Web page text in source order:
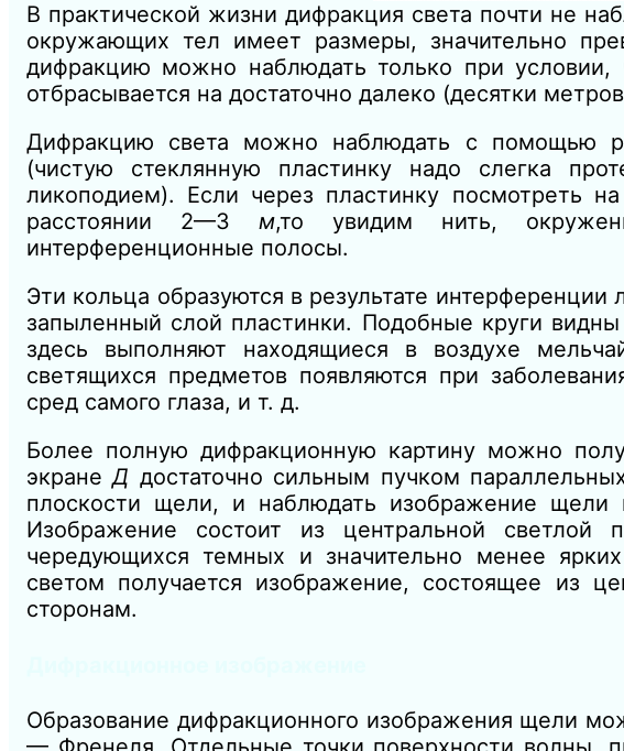
В практической жизни дифракция света почти не
окружающих тел имеет размеры, значительно
дифракцию можно наблюдать только при условии,
отбрасывается на достаточно далеко (десятки
Дифракцию света можно наблюдать с помощью
(чистую стеклянную пластинку надо слегка
ликоподием). Если через пластинку посмотреть
расстоянии 2—3 м,то увидим нить,
интерференционные полосы.
Эти кольца образуются в результате
запыленный слой пластинки. Подобные круги
здесь выполняют находящиеся в воздухе
светящихся предметов появляются при
сред самого глаза, и т. д.
Более полную дифракционную картину можно
экранеД достаточно сильным пучком
плоскости щели, и наблюдать изображение щели
Изображение состоит из центральной
чередующихся темных и значительно менее
светом получается изображение, состоящее из
сторонам.
Образование дифракционного изображения щели